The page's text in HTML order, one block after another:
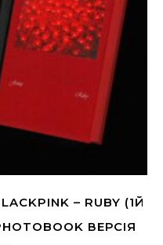
– RUBY (1Й
ВЕРСІЯ